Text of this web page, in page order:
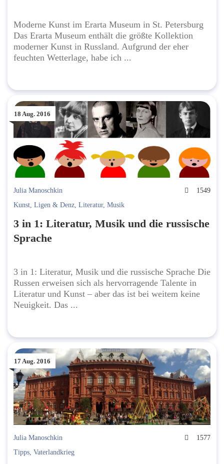
Moderne Kunst im Erarta Museum in St. Petersburg
Das Erarta Museum enthält die größte Kollektion
moderner Kunst in Russland. Aufgrund der eher
feuchten Wetterlage, habe ich ...
18 Aug. 2016
Julia Manoschkin
1549
Kunst, Ligen & Denz, Literatur, Musik
3 in 1: Literatur, Musik und die russische
Sprache
3 in 1: Literatur, Musik und die russische Sprache Die
Russen erweisen sich als hervorragende Talente in
Literatur und Kunst – aber das ist bei weitem keine
Neuigkeit. Das ...
17 Aug. 2016
Julia Manoschkin
1577
Tipps, Vaterlandkrieg